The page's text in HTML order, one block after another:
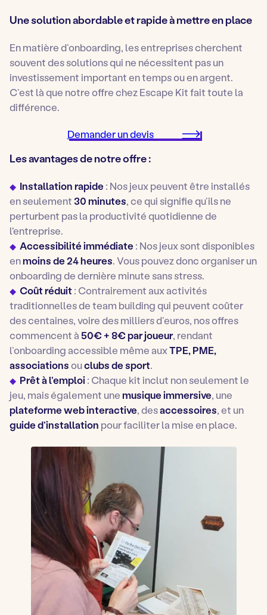
Une solution abordable et rapide à mettre en place
En matière d’onboarding, les entreprises cherchent
souvent des solutions qui ne nécessitent pas un
investissement important en temps ou en argent.
C’est là que notre offre chezEscape Kitfait toute la
différence.
Demander un devis
Les avantages de notre offre :
Installation rapide : Nos jeux peuvent être installés
en seulement30 minutes, ce qui signifie qu’ils ne
perturbent pas la productivité quotidienne de
l'entreprise.
Accessibilité immédiate : Nos jeux sont disponibles
enmoins de 24 heures. Vous pouvez donc organiser un
onboarding de dernière minute sans stress.
Coût réduit: Contrairement aux activités
traditionnelles de team building qui peuvent coûter
des centaines, voire des milliers d’euros, nos offres
commencent à50€ + 8€ par joueur, rendant
l’onboarding accessible même auxTPE, PME,
associationsouclubs de sport.
Prêt à l’emploi: Chaque kit inclut non seulement le
jeu, mais également unemusique immersive, une
plateforme web interactive, desaccessoires, et un
guide d’installation pour faciliter la mise en place.